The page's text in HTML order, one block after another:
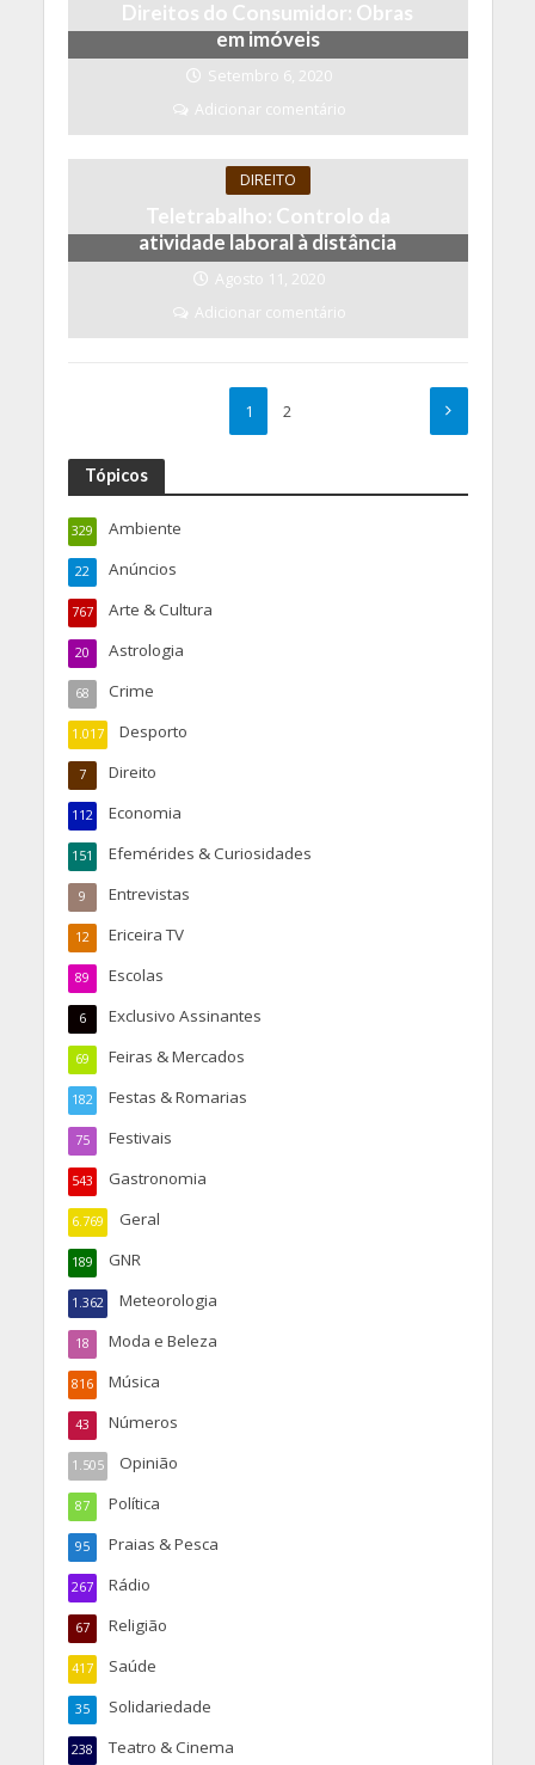
Direitos do Consumidor: Obras
em imóveis
Setembro 6, 2020
Adicionar comentário
DIREITO
Teletrabalho: Controlo da
atividade laboral à distância
Agosto 11, 2020
Adicionar comentário
1 2
Tópicos
Ambiente
329
Anúncios
22
Arte & Cultura
767
Astrologia
20
Crime
68
Desporto
1.017
Direito
7
Economia
112
Efemérides & Curiosidades
151
Entrevistas
9
Ericeira TV
12
Escolas
89
Exclusivo Assinantes
6
Feiras & Mercados
69
Festas & Romarias
182
Festivais
75
Gastronomia
543
Geral
6.769
GNR
189
Meteorologia
1.362
Moda e Beleza
18
Música
816
Números
43
Opinião
1.505
Política
87
Praias & Pesca
95
Rádio
267
Religião
67
Saúde
417
Solidariedade
35
Teatro & Cinema
238